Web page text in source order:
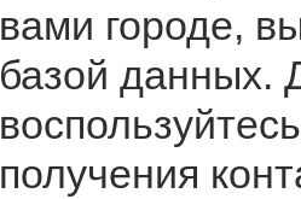
вами городе,
базой данных.
получения